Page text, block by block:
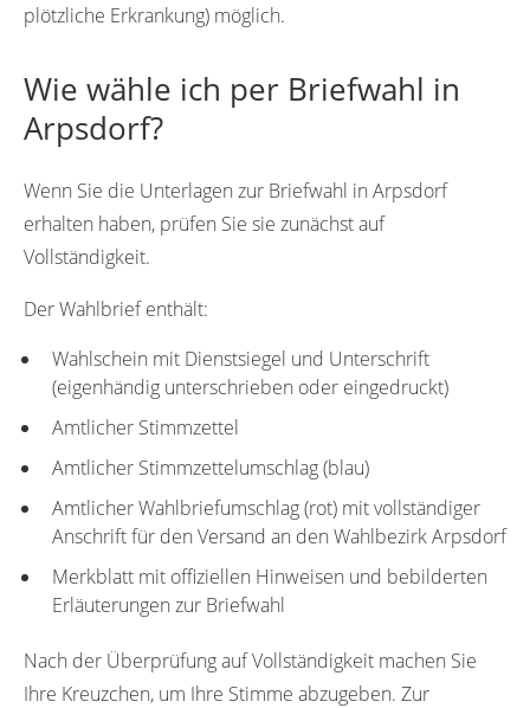
plötzliche Erkrankung) möglich.
Wie wähle ich per Briefwahl in
Arpsdorf?
Wenn Sie die Unterlagen zur Briefwahl in Arpsdorf
erhalten haben, prüfen Sie sie zunächst auf
Vollständigkeit.
Der Wahlbrief enthält:
Wahlschein mit Dienstsiegel und Unterschrift
(eigenhändig unterschrieben oder eingedruckt)
Amtlicher Stimmzettel
Amtlicher Stimmzettelumschlag (blau)
Amtlicher Wahlbriefumschlag (rot) mit vollständiger
Anschrift für den Versand an den Wahlbezirk Arpsdorf
Merkblatt mit offiziellen Hinweisen und bebilderten
Erläuterungen zur Briefwahl
Nach der Überprüfung auf Vollständigkeit machen Sie
Ihre Kreuzchen, um Ihre Stimme abzugeben. Zur